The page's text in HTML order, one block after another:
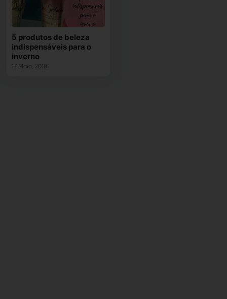
5 produtos de beleza
indispensáveis para o
inverno
17 Maio, 2018